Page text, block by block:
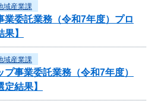
域産業課
業委託業務（令和7年度）プロ
】
域産業課
事業委託業務（令和7年度）
結果】